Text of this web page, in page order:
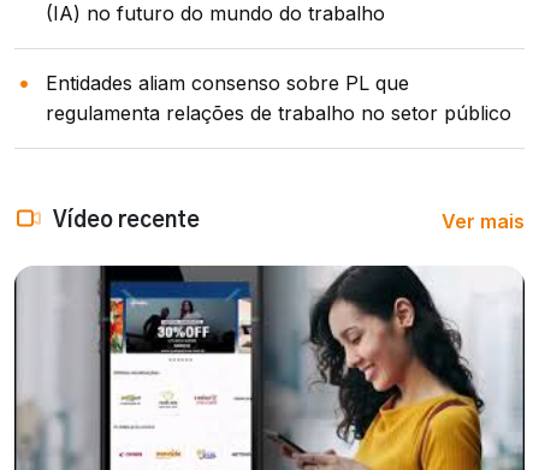
(IA) no futuro do mundo do trabalho
Entidades aliam consenso sobre PL que
regulamenta relações de trabalho no setor público
Vídeo recente Ver mais